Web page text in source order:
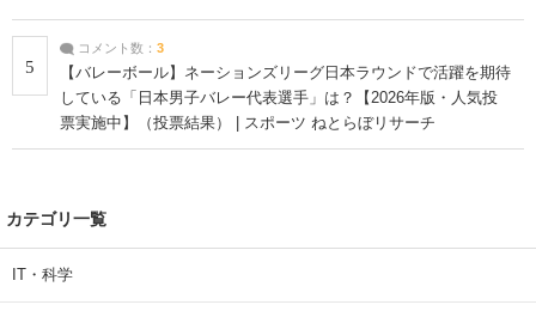
5
コメント数： 3
【バレーボール】ネーションズリーグ日本ラウンドで活躍を期待
している「日本男子バレー代表選手」は？【2026年版・人気投
票実施中】（投票結果） | スポーツ ねとらぼリサーチ
カテゴリ一覧
IT・科学